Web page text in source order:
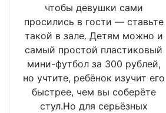
чтобы девушки сами
просились в гости — ставьте
такой в зале. Детям можно и
самый простой пластиковый
мини-футбол за 300 рублей,
но учтите, ребёнок изучит его
быстрее, чем вы соберёте
стул.Но для серьёзных